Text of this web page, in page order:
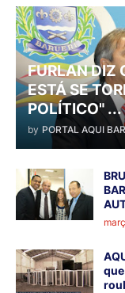
FURLAN DIZ
ESTÁ SE
POLÍTICO" ...
by PORTAL AQUI